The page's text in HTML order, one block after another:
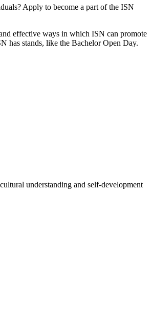
Apply to become a part of the ISN
effective ways in which ISN can promote
has stands, like the Bachelor Open Day.
understanding and self-development